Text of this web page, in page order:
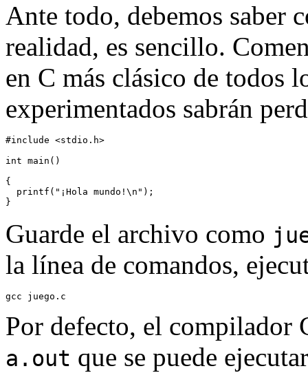
Ante todo, debemos saber
realidad, es sencillo.
en C más clásico de todos
experimentados sabrán
#include <stdio.h>
int main()
{
  printf("¡Hola mundo!\n");
Guarde el archivo como
la línea de comandos,
Por defecto, el compilador
a.out que se puede